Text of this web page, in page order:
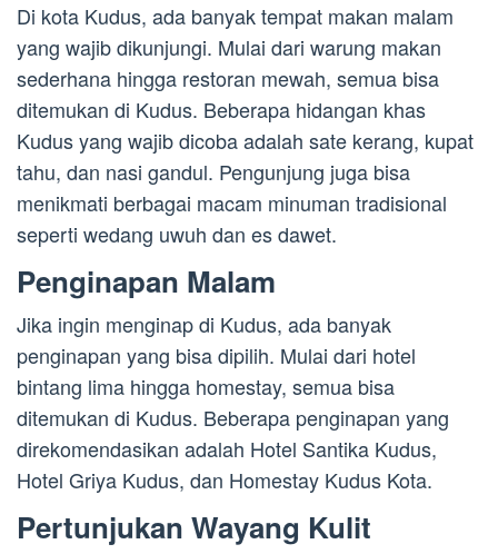
Di kota Kudus, ada banyak tempat makan malam
yang wajib dikunjungi. Mulai dari warung makan
sederhana hingga restoran mewah, semua bisa
ditemukan di Kudus. Beberapa hidangan khas
Kudus yang wajib dicoba adalah sate kerang, kupat
tahu, dan nasi gandul. Pengunjung juga bisa
menikmati berbagai macam minuman tradisional
seperti wedang uwuh dan es dawet.
Penginapan Malam
Jika ingin menginap di Kudus, ada banyak
penginapan yang bisa dipilih. Mulai dari hotel
bintang lima hingga homestay, semua bisa
ditemukan di Kudus. Beberapa penginapan yang
direkomendasikan adalah Hotel Santika Kudus,
Hotel Griya Kudus, dan Homestay Kudus Kota.
Pertunjukan Wayang Kulit